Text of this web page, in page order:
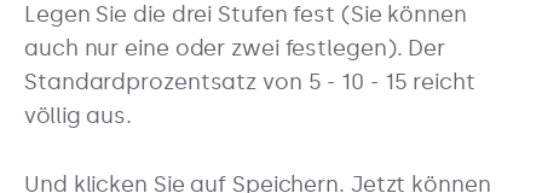
Legen Sie die drei Stufen fest (Sie können
auch nur eine oder zwei festlegen). Der
Standardprozentsatz von 5 - 10 - 15 reicht
völlig aus.
Und klicken Sie auf Speichern. Jetzt können